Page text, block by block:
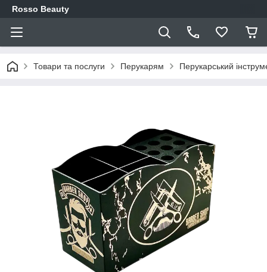
Rosso Beauty
Товари та послуги Перукарям Перукарський